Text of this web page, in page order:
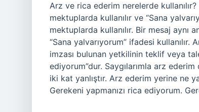
Arz ve rica ederim nerelerde
mektuplarda kullanılır ve “Sana
mektuplarda kullanılır. Bir mesaj
“Sana yalvarıyorum” ifadesi kullanılır.
imzası bulunan yetkilinin teklif veya
ediyorum”dur. Saygılarımla arz ederim
iki kat yanlıştır. Arz ederim yerine ne
Gerekeni yapmanızı rica ediyorum.